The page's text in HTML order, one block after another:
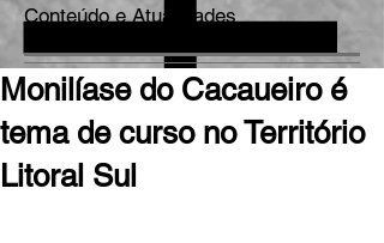
Conteúdo e Atualidades
Monilíase do Cacaueiro é
tema de curso no Território
Litoral Sul